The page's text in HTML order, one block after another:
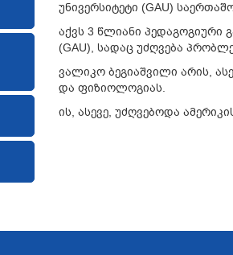
უნივერსიტეტი (GAU)
აქვს 3 წლიანი პედაგოგიური
(GAU), სადაც უძღვება
ვალიკო ბეგიაშვილი არის,
და ფიზიოლოგიას.
ის, ასევე, უძღვებოდა